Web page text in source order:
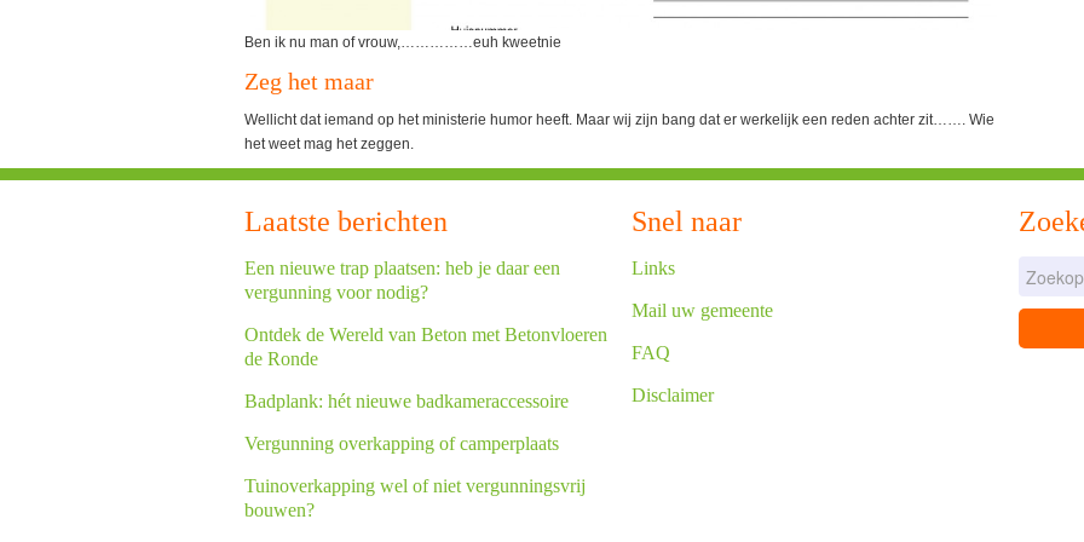
Ben ik nu man of vrouw,……………euh kweetnie
Zeg het maar
Wellicht dat iemand op het ministerie humor heeft. Maar wij zijn bang dat er werkelijk een reden achter zit……. Wie
het weet mag het zeggen.
Laatste berichten
Een nieuwe trap plaatsen: heb je daar een
vergunning voor nodig?
Ontdek de Wereld van Beton met Betonvloeren
de Ronde
Badplank: hét nieuwe badkameraccessoire
Vergunning overkapping of camperplaats
Tuinoverkapping wel of niet vergunningsvrij
bouwen?
Snel naar
Links
Mail uw gemeente
FAQ
Disclaimer